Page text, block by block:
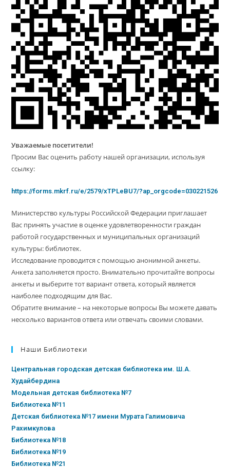
Уважаемые посетители!
Просим Вас оценить работу нашей организации, используя
ссылку:
https://forms.mkrf.ru/e/2579/xTPLeBU7/?ap_orgcode=030221526
Министерство культуры Российской Федерации приглашает
Вас принять участие в оценке удовлетворенности граждан
работой государственных и муниципальных организаций
культуры: библиотек.
Исследование проводится с помощью анонимной анкеты.
Анкета заполняется просто. Внимательно прочитайте вопросы
анкеты и выберите тот вариант ответа, который является
наиболее подходящим для Вас.
Обратите внимание – на некоторые вопросы Вы можете давать
несколько вариантов ответа или отвечать своими словами.
Наши Библиотеки
Центральная городская детская библиотека им. Ш.А.
Худайбердина
Модельная детская библиотека №7
Библиотека №11
Детская библиотека №17 имени Мурата Галимовича
Рахимкулова
Библиотека №18
Библиотека №19
Библиотека №21